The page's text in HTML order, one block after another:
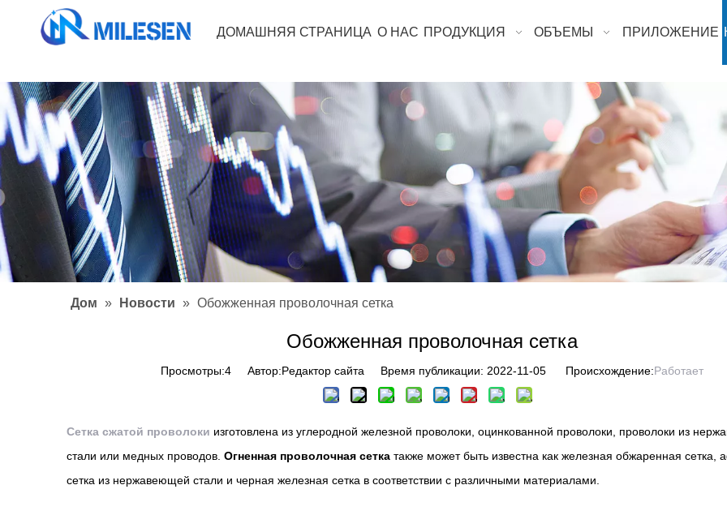
ДОМАШНЯЯ СТРАНИЦА О НАС ПРОДУКЦИЯ ОБЪЕМЫ ПРИЛОЖЕНИЕ
Дом » Новости » Обожженная проволочная сетка
Обожженная проволочная сетка
Просмотры:4Автор:Pедактор сайта Время публикации: 2022-11-05 Происхождение:Работает
Сетка сжатой проволоки изготовлена ​​из углеродной железной проволоки, оцинкованной проволоки, проволоки из
стали или медных проводов. Огненная проволочная сетка также может быть известна как железная обжаренная сетка,
сетка из нержавеющей стали и черная железная сетка в соответствии с различными материалами.